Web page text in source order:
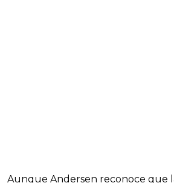
Aunque Andersen reconoce que